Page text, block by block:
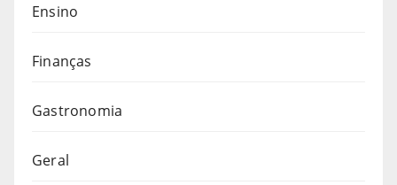
Ensino
Finanças
Gastronomia
Geral